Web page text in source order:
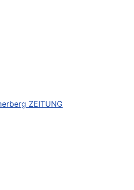
ZEITUNG